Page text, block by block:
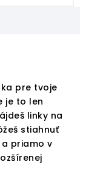
pre tvoje
je to len
linky na
stiahnuť
priamo v